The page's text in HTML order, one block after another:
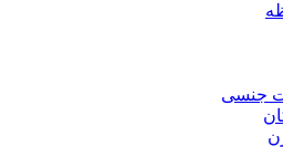
جنسی